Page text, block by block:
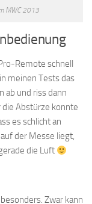
MWC 2013
Remote schnell
meinen Tests das
ab und riss dann
die Abstürze konnte
es schlicht an
der Messe liegt,
die Luft
Zwar kann